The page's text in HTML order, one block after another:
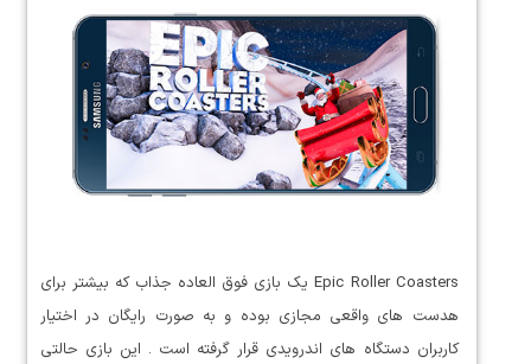
Epic Roller Coasters یک بازی فوق العاده جذاب که بیشتر برای
هدست های واقعی مجازی بوده و به صورت رایگان در اختیار
کاربران دستگاه های اندرویدی قرار گرفته است . این بازی حالتی